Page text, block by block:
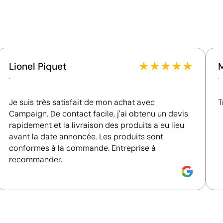
Gravure laser pour une finition élégante et
La gravure laser crée une impression précise et
avoir besoin d’encre, elle permet d’obtenir une finition
Fournisseur récompensé par la médaille EcoVadis
Platinum, figurant parmi le 1 % des entreprises les
mieux classées en matière de performance ESG.
Embalaje de papel / cartón reciclable
Lionel Piquet
.
★★★★★
Je suis très satisfait de mon achat avec
Campaign. De contact facile, j'ai obtenu un devis
rapidement et la livraison des produits a eu lieu
avant la date annoncée. Les produits sont
conformes à la commande. Entreprise à
recommander.
.